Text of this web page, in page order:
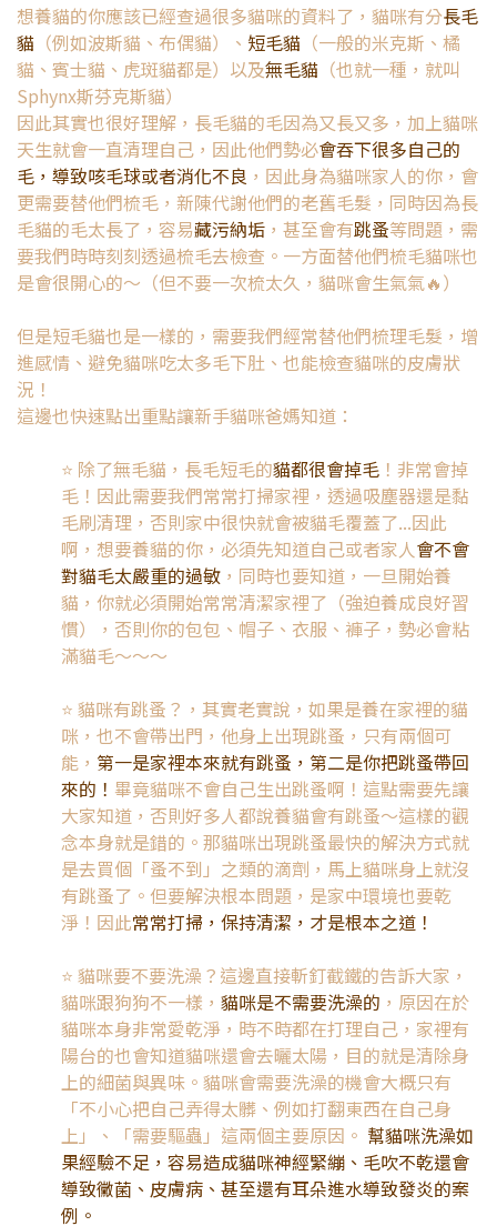
想養貓的你應該已經查過很多貓咪的資料了，貓咪有分長毛
貓 （例如波斯貓、布偶貓）、 短毛貓 （一般的米克斯、橘
貓、賓士貓、虎斑貓都是）以及無毛貓 （也就一種，就叫
Sphynx斯芬克斯貓）
因此其實也很好理解，長毛貓的毛因為又長又多，加上貓咪
天生就會一直清理自己，因此他們勢必會吞下很多自己的
毛，導致咳毛球或者消化不良 ，因此身為貓咪家人的你，會
更需要替他們梳毛，新陳代謝他們的老舊毛髮，同時因為長
毛貓的毛太長了，容易藏污納垢 ，甚至會有跳蚤等問題，需
要我們時時刻刻透過梳毛去檢查。一方面替他們梳毛貓咪也
是會很開心的～（但不要一次梳太久，貓咪會生氣氣🔥）
但是短毛貓也是一樣的，需要我們經常替他們梳理毛髮，增
進感情、避免貓咪吃太多毛下肚、也能檢查貓咪的皮膚狀
況！
這邊也快速點出重點讓新手貓咪爸媽知道：
⭐️ 除了無毛貓，長毛短毛的貓都很會掉毛 ！非常會掉
毛！因此需要我們常常打掃家裡，透過吸塵器還是黏
毛刷清理，否則家中很快就會被貓毛覆蓋了...因此
啊，想要養貓的你，必須先知道自己或者家人會不會
對貓毛太嚴重的過敏 ，同時也要知道，一旦開始養
貓，你就必須開始常常清潔家裡了（強迫養成良好習
慣），否則你的包包、帽子、衣服、褲子，勢必會粘
滿貓毛～～～
⭐️ 貓咪有跳蚤？，其實老實說，如果是養在家裡的貓
咪，也不會帶出門，他身上出現跳蚤，只有兩個可
能， 第一是家裡本來就有跳蚤，第二是你把跳蚤帶回
來的！ 畢竟貓咪不會自己生出跳蚤啊！這點需要先讓
大家知道，否則好多人都說養貓會有跳蚤～這樣的觀
念本身就是錯的。那貓咪出現跳蚤最快的解決方式就
是去買個「蚤不到」之類的滴劑，馬上貓咪身上就沒
有跳蚤了。但要解決根本問題，是家中環境也要乾
淨！因此常常打掃，保持清潔，才是根本之道！
⭐️ 貓咪要不要洗澡？這邊直接斬釘截鐵的告訴大家，
貓咪跟狗狗不一樣， 貓咪是不需要洗澡的 ，原因在於
貓咪本身非常愛乾淨，時不時都在打理自己，家裡有
陽台的也會知道貓咪還會去曬太陽，目的就是清除身
上的細菌與異味。貓咪會需要洗澡的機會大概只有
「不小心把自己弄得太髒、例如打翻東西在自己身
上」、「需要驅蟲」這兩個主要原因。 幫貓咪洗澡如
果經驗不足，容易造成貓咪神經緊繃、毛吹不乾還會
導致黴菌、皮膚病、甚至還有耳朵進水導致發炎的案
例。